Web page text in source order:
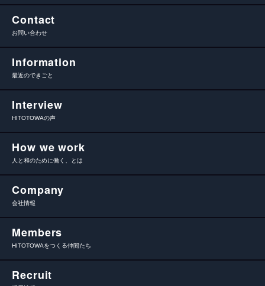
Contact
お問い合わせ
Information
最近のできごと
Interview
HITOTOWAの声
How we work
人と和のために働く、とは
Company
会社情報
Members
HITOTOWAをつくる仲間たち
Recruit